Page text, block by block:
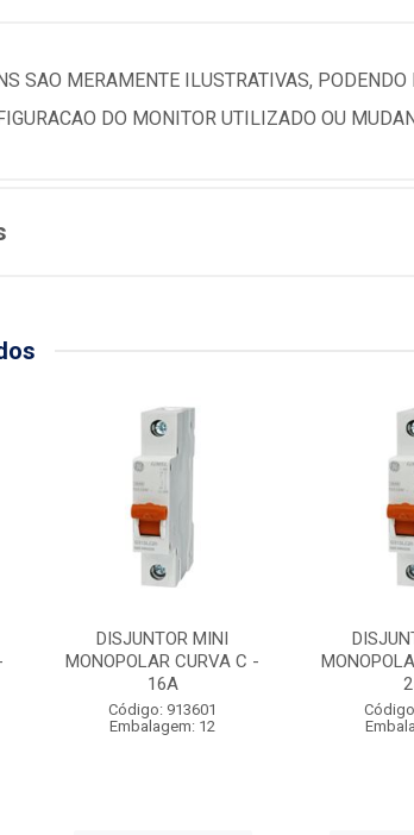
SAO MERAMENTE ILUSTRATIVAS,
DO MONITOR UTILIZADO OU
DISJUNTOR MINI
MONOPOLAR CURVA C -
16A
Código: 913601
Embalagem: 12